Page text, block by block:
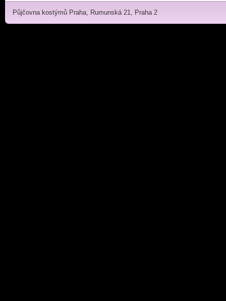
Půjčovna kostýmů Praha, Rumunská 21, Praha 2